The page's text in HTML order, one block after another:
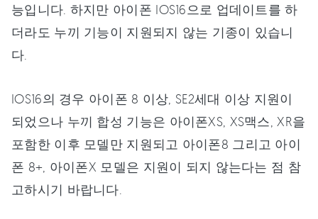
능입니다. 하지만 아이폰 IOS16으로 업데이트를 하
더라도 누끼 기능이 지원되지 않는 기종이 있습니
다.
IOS16의 경우 아이폰 8 이상, SE2세대 이상 지원이
되었으나 누끼 합성 기능은 아이폰XS, XS맥스, XR을
포함한 이후 모델만 지원되고 아이폰8 그리고 아이
폰 8+, 아이폰X 모델은 지원이 되지 않는다는 점 참
고하시기 바랍니다.